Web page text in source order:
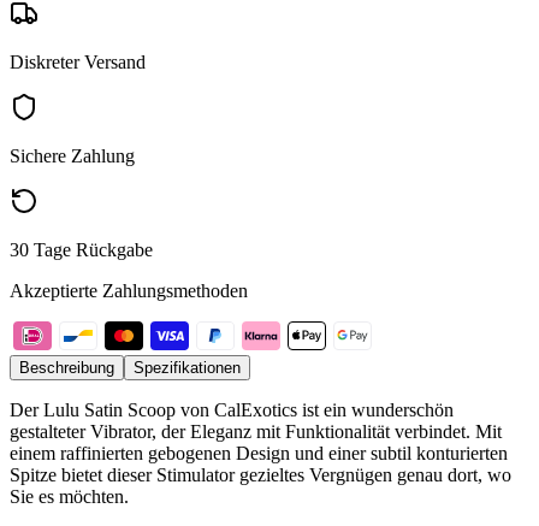
Diskreter Versand
Sichere Zahlung
30 Tage Rückgabe
Akzeptierte Zahlungsmethoden
Beschreibung Spezifikationen
Der Lulu Satin Scoop von CalExotics ist ein wunderschön
gestalteter Vibrator, der Eleganz mit Funktionalität verbindet. Mit
einem raffinierten gebogenen Design und einer subtil konturierten
Spitze bietet dieser Stimulator gezieltes Vergnügen genau dort, wo
Sie es möchten.